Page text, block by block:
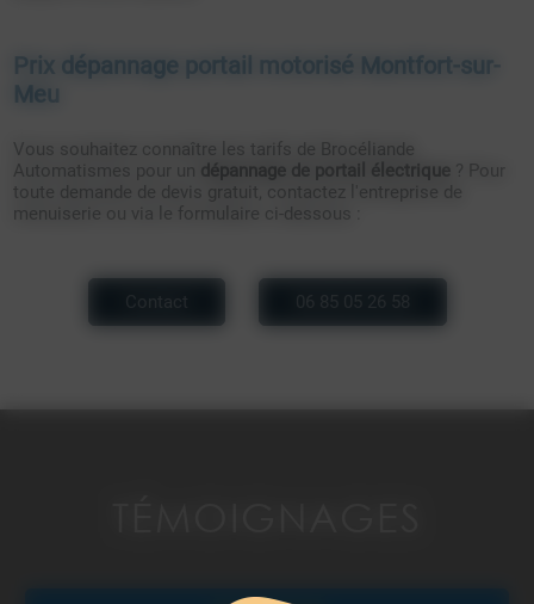
Prix dépannage portail motorisé Montfort-sur-
Meu
Vous souhaitez connaître les tarifs de Brocéliande
Automatismes pour un
dépannage de portail électrique ? Pour
toute demande de devis gratuit, contactez l'entreprise de
menuiserie ou via le formulaire ci-dessous :